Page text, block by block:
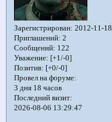
Зарегистрирован: 2012-11-18
Приглашений: 2
Сообщений: 122
Уважение: [+1/-0]
Позитив: [+0/-0]
Провел на форуме:
3 дня 18 часов
Последний визит:
2026-08-06 13:29:47